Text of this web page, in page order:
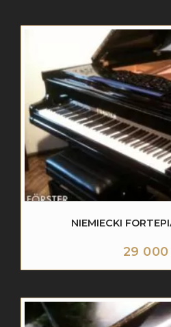
NIEMIECKI
29 000